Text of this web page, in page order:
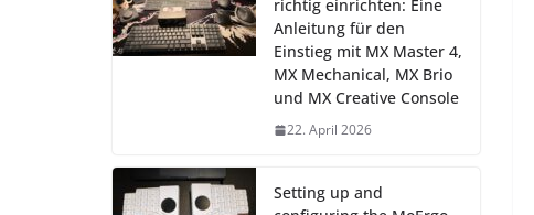
richtig einrichten: Eine
Anleitung für den
Einstieg mit MX Master 4,
MX Mechanical, MX Brio
und MX Creative Console
22. April 2026
Setting up and